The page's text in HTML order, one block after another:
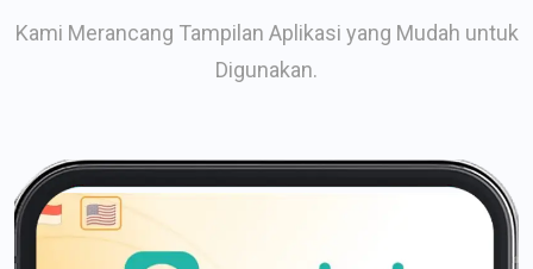
Kami Merancang Tampilan Aplikasi yang Mudah untuk
Digunakan.